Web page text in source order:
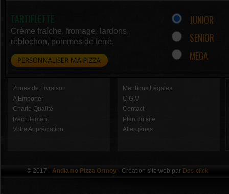
TARTIFLETTE
Crème fraîche, fromage, lardons,
reblochon, pommes de terre.
JUNIOR
SENIOR
MEGA
Zones de Livraison
A Emporter
Charte Qualité
Recrutement
Votre Appréciation
Mentions Légales
C.G.V
Contact
Plan du site
Allergènes
© 2017 - Andiamo Pizza Ormoy - Création site web par Des-click